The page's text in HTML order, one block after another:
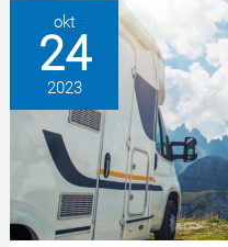
2023
nieuwe
verplichte
terugroepacties
vanwege
illegale
sjoemelsoftware
okt
24
2023